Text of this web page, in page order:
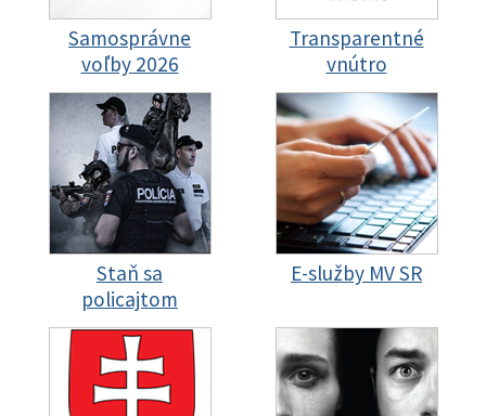
Samosprávne
voľby 2026
Transparentné
vnútro
Staň sa
policajtom
E-služby MV SR